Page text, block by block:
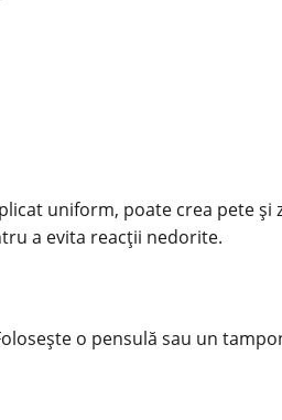
uniform, poate crea pete și
a evita reacții nedorite.
o pensulă sau un